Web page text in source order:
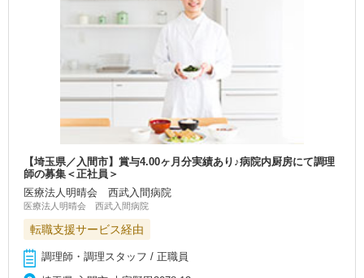
【埼玉県／入間市】賞与4.00ヶ月分実績あり♪病院内厨房にて調理
師の募集＜正社員＞
医療法人明晴会 西武入間病院
医療法人明晴会 西武入間病院
転職支援サービス経由
調理師・調理スタッフ / 正職員